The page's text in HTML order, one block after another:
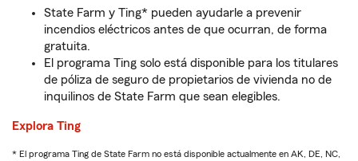
State Farm y Ting* pueden ayudarle a prevenir
incendios eléctricos antes de que ocurran, de forma
gratuita.
El programa Ting solo está disponible para los titulares
de póliza de seguro de propietarios de vivienda no de
inquilinos de State Farm que sean elegibles.
Explora Ting
* El programa Ting de State Farm no está disponible actualmente en AK, DE, NC,